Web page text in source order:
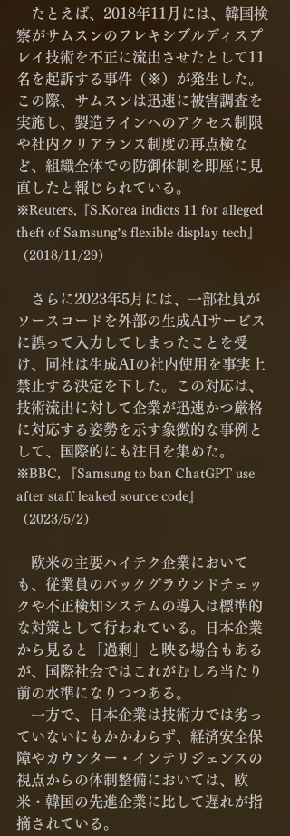
たとえば、2018年11月には、韓国検
察がサムスンのフレキシブルディスプ
レイ技術を不正に流出させたとして11
名を起訴する事件（※）が発生した。
この際、サムスンは迅速に被害調査を
実施し、製造ラインへのアクセス制限
や社内クリアランス制度の再点検な
ど、組織全体での防御体制を即座に見
直したと報じられている。
※Reuters,『S.Korea indicts 11 for alleged
theft of Samsung’s flexible display tech』
（2018/11/29）
さらに2023年5月には、一部社員が
ソースコードを外部の生成AIサービス
に誤って入力してしまったことを受
け、同社は生成AIの社内使用を事実上
禁止する決定を下した。この対応は、
技術流出に対して企業が迅速かつ厳格
に対応する姿勢を示す象徴的な事例と
して、国際的にも注目を集めた。
※BBC, 『Samsung to ban ChatGPT use
after staff leaked source code』
（2023/5/2）
欧米の主要ハイテク企業において
も、従業員のバックグラウンドチェッ
クや不正検知システムの導入は標準的
な対策として行われている。日本企業
から見ると「過剰」と映る場合もある
が、国際社会ではこれがむしろ当たり
前の水準になりつつある。
一方で、日本企業は技術力では劣っ
ていないにもかかわらず、経済安全保
障やカウンター・インテリジェンスの
視点からの体制整備においては、欧
米・韓国の先進企業に比して遅れが指
摘されている。